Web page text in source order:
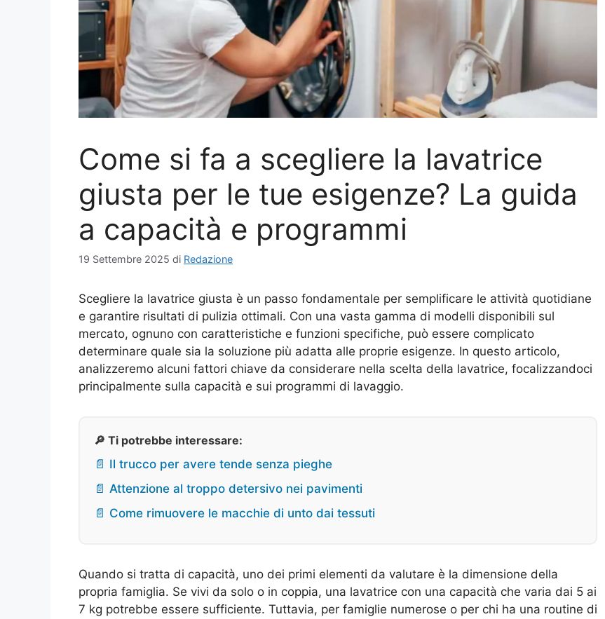
Come si fa a scegliere la lavatrice
giusta per le tue esigenze? La guida
a capacità e programmi
19 Settembre 2025 di Redazione
Scegliere la lavatrice giusta è un passo fondamentale per semplificare le attività quotidiane
e garantire risultati di pulizia ottimali. Con una vasta gamma di modelli disponibili sul
mercato, ognuno con caratteristiche e funzioni specifiche, può essere complicato
determinare quale sia la soluzione più adatta alle proprie esigenze. In questo articolo,
analizzeremo alcuni fattori chiave da considerare nella scelta della lavatrice, focalizzandoci
principalmente sulla capacità e sui programmi di lavaggio.
🔎 Ti potrebbe interessare:
📄 Il trucco per avere tende senza pieghe
📄 Attenzione al troppo detersivo nei pavimenti
📄 Come rimuovere le macchie di unto dai tessuti
Quando si tratta di capacità, uno dei primi elementi da valutare è la dimensione della
propria famiglia. Se vivi da solo o in coppia, una lavatrice con una capacità che varia dai 5 ai
7 kg potrebbe essere sufficiente. Tuttavia, per famiglie numerose o per chi ha una routine di